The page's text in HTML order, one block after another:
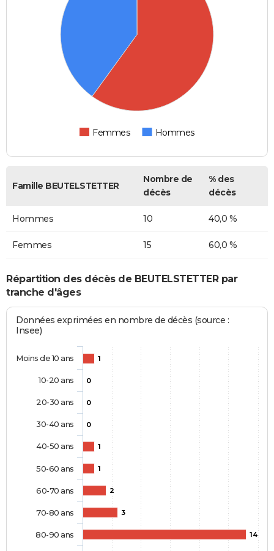
Femmes Hommes
Famille BEUTELSTETTER
Nombre de
décès
% des
décès
Hommes 10 40,0 %
Femmes 15 60,0 %
Répartition des décès de BEUTELSTETTER par
tranche d'âges
Données exprimées en nombre de décès (source :
Insee)
1
0
0
0
1
1
2
3
14
Moins de 10 ans
10-20 ans
20-30 ans
30-40 ans
40-50 ans
50-60 ans
60-70 ans
70-80 ans
80-90 ans